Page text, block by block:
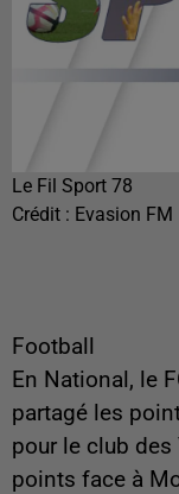
Le Fil Sport 78
Crédit : Evasion FM
Football
En National, le
partagé les
pour le club
points face à